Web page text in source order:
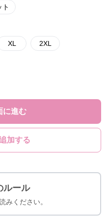
XL 2XL
に進む
加する
ルール
みください。